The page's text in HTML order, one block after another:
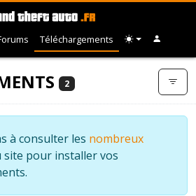
Téléchargements
2
à consulter les nombreux
site pour installer vos